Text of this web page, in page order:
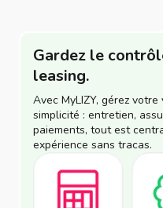
Gardez le
leasing.
Avec MyLIZY, gérez
simplicité : entretien,
paiements, tout est
expérience sans tracas.